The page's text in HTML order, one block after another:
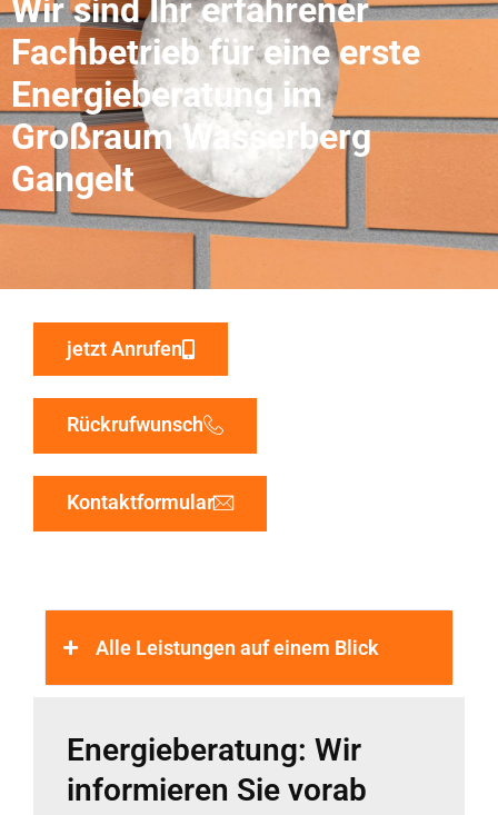
Wir sind Ihr erfahrener
Fachbetrieb für eine erste
Energieberatung im
Großraum Wasserberg
Gangelt
jetzt Anrufen
Rückrufwunsch
Kontaktformular
Alle Leistungen auf einem Blick
Energieberatung: Wir
informieren Sie vorab